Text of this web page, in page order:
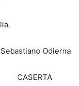
Odierna
CASERTA